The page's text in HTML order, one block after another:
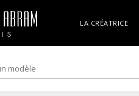
LA CRÉATRICE